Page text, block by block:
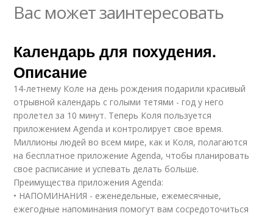
Вас может заинтересовать
Календарь для похудения.
Описание
14-летнему Коле на день рождения подарили красивый
отрывной календарь с голыми тетями - год у него
пролетел за 10 минут. Теперь Коля пользуется
приложением Agenda и контролирует свое время.
Миллионы людей во всем мире, как и Коля, полагаются
на бесплатное приложение Agenda, чтобы планировать
свое расписание и успевать делать больше.
Преимущества приложения Agenda:
• НАПОМИНАНИЯ - еженедельные, ежемесячные,
ежегодные напоминания помогут вам сосредоточиться